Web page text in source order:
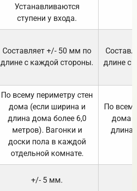
Устанавливаются
ступени у входа.
Составляет +/- 50 мм по
длине с каждой стороны.
длине с
По всему периметру стен
дома (если ширина и
длина дома более 6,0
метров). Вагонки и
доски пола в каждой
отдельной комнате.
По
дома
длина
+/- 5 мм.